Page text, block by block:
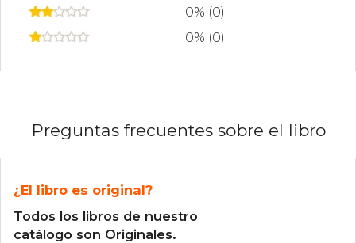
0% (0)
0% (0)
Preguntas frecuentes sobre el libro
¿El libro es original?
Todos los libros de nuestro
catálogo son Originales.